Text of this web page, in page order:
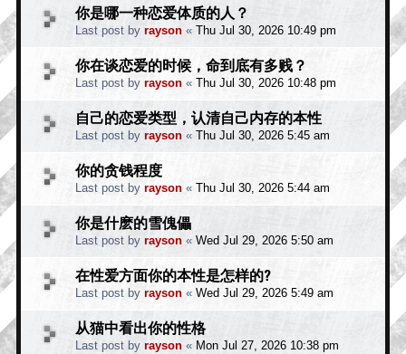
你是哪一种恋爱体质的人？
Last post by rayson « Thu Jul 30, 2026 10:49 pm
你在谈恋爱的时候，命到底有多贱？
Last post by rayson « Thu Jul 30, 2026 10:48 pm
自己的恋爱类型，认清自己内存的本性
Last post by rayson « Thu Jul 30, 2026 5:45 am
你的贪钱程度
Last post by rayson « Thu Jul 30, 2026 5:44 am
你是什麽的雪傀儡
Last post by rayson « Wed Jul 29, 2026 5:50 am
在性爱方面你的本性是怎样的?
Last post by rayson « Wed Jul 29, 2026 5:49 am
从猫中看出你的性格
Last post by rayson « Mon Jul 27, 2026 10:38 pm